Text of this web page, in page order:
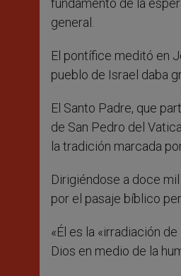
fundamento de la
general.
El pontífice meditó en
pueblo de Israel daba
El Santo Padre, que
de San Pedro del
la tradición marcada
Dirigiéndose a doce
por el pasaje bíblico
«Él es la «irradiación
Dios en medio de la